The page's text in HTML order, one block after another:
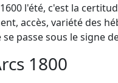
l'été, c'est la
accès, variété des
passe sous le signe
1800